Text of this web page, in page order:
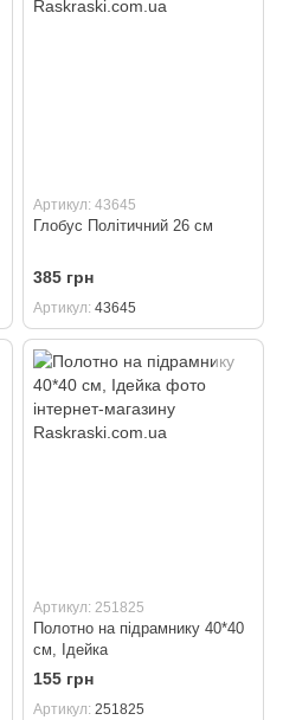
Артикул: 43645
Глобус Політичний 26 см
385 грн
Артикул 43645
Артикул: 251825
Полотно на підрамнику 40*40
см, Ідейка
155 грн
Артикул 251825